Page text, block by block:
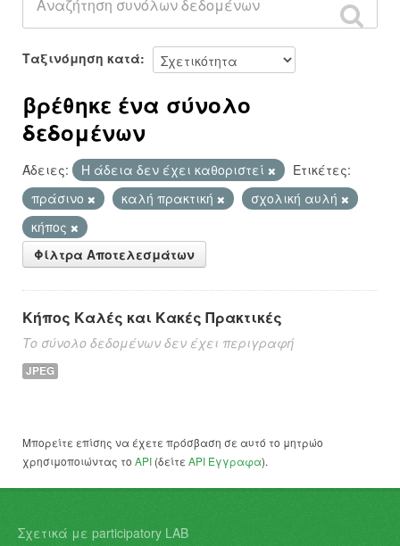
Σχετικά
Ταξινόμηση κατά
βρέθηκε ένα σύνολο
δεδομένων
Άδειες: Η άδεια δεν έχει καθοριστεί
Ετικέτες:
πράσινο
καλή πρακτική
σχολική αυλή
κήπος
Φίλτρα Αποτελεσμάτων
Κήπος Καλές και Κακές Πρακτικές
Το σύνολο δεδομένων δεν έχει περιγραφή
JPEG
Μπορείτε επίσης να έχετε πρόσβαση σε αυτό το μητρώο
χρησιμοποιώντας το API (δείτε API Έγγραφα).
Σχετικά με participatory LAB